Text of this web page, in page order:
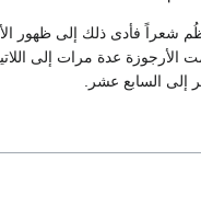
شعراً فأدى ذلك إلى ظهور
وترجمت الأرجوزة عدة مرات إلى
إلى السابع عشر.